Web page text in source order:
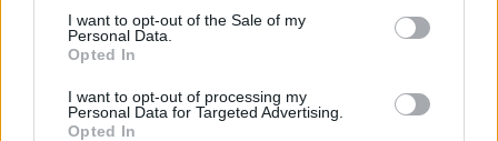
consent section.
I want to opt-out of the Sale of my
Personal Data.
Opted In
I want to opt-out of processing my
Personal Data for Targeted Advertising.
Opted In
Porto Vecchio.